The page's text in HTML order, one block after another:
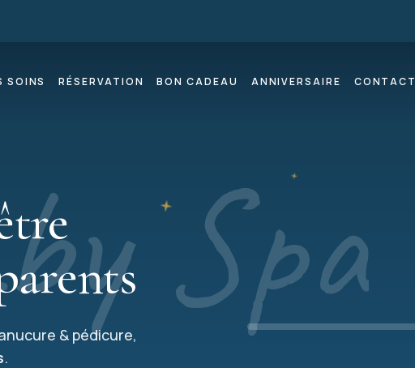
SOINS RÉSERVATION BON CADEAU ANNIVERSAIRE CONTACT
Spa
& pédicure,
.